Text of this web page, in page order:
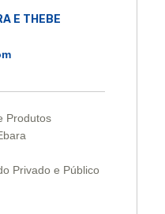
E THEBE
Produtos
Privado e Público